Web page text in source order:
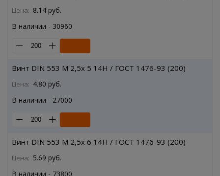
Цена: 8.14 руб.
В наличии - 30960
Винт DIN 553 M 2,5x 5 14H / ГОСТ 1476-93 (200)
Цена: 4.80 руб.
В наличии - 27000
Винт DIN 553 M 2,5x 6 14H / ГОСТ 1476-93 (200)
Цена: 5.69 руб.
В наличии - 73800